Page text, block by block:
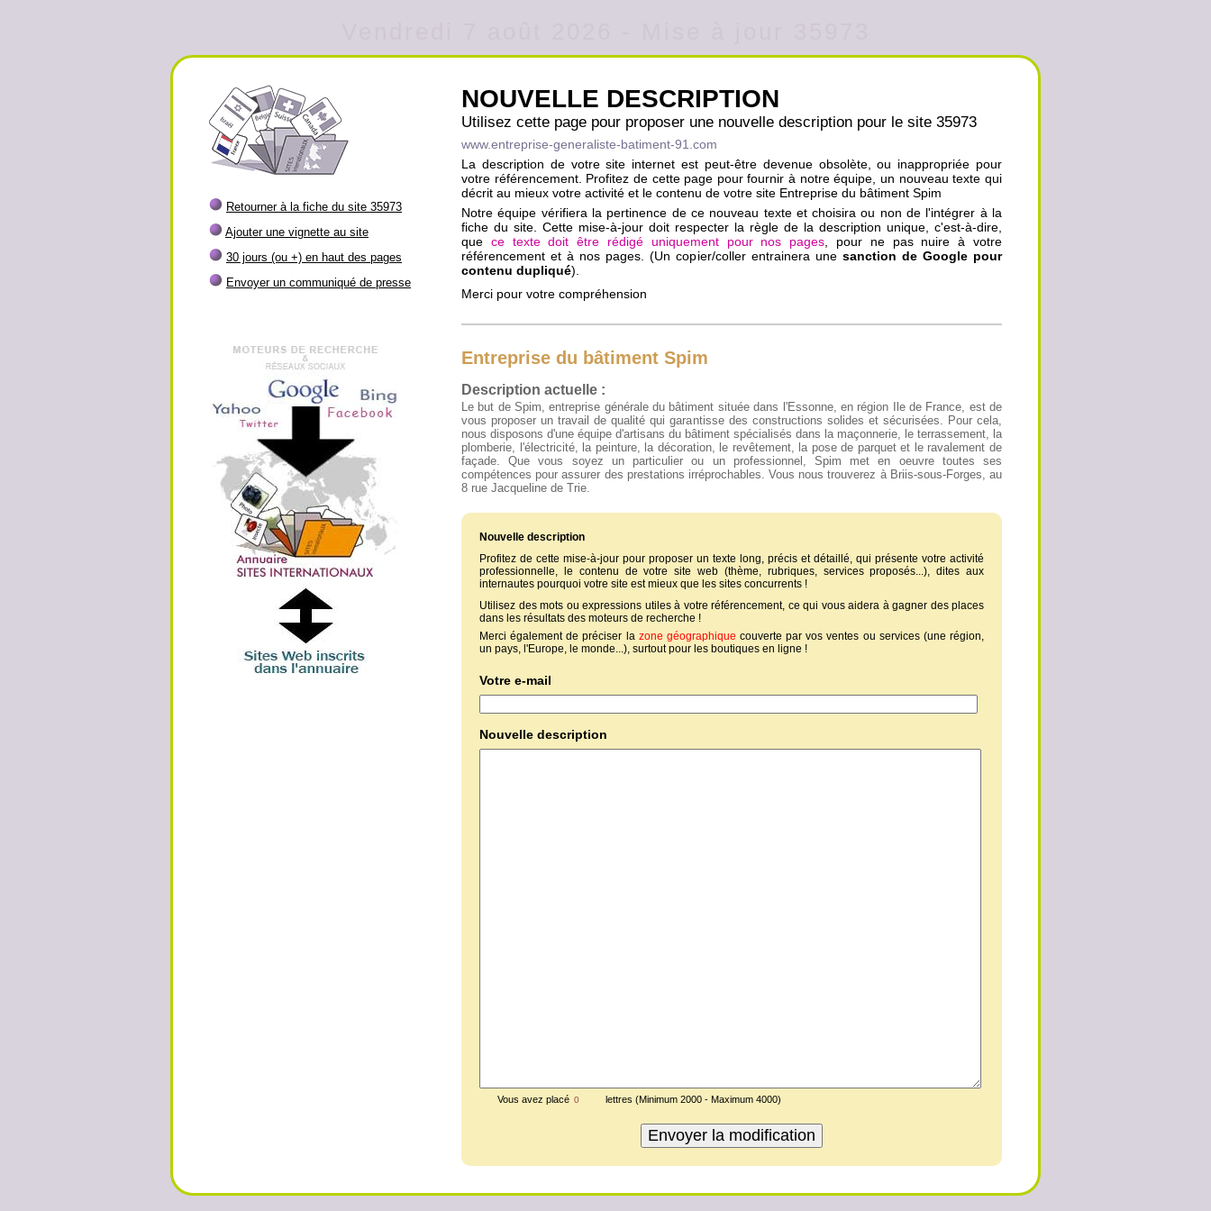
Retourner à la fiche du site 35973
Ajouter une vignette au site
30 jours (ou +) en haut des pages
Envoyer un communiqué de presse
NOUVELLE DESCRIPTION
Utilisez cette page pour proposer une nouvelle description pour le site 35973
www.entreprise-generaliste-batiment-91.com
La description de votre site internet est peut-être devenue obsolète, ou inappropriée pour
votre référencement. Profitez de cette page pour fournir à notre équipe, un nouveau texte qui
décrit au mieux votre activité et le contenu de votre site Entreprise du bâtiment Spim
Notre équipe vérifiera la pertinence de ce nouveau texte et choisira ou non de l'intégrer à la
fiche du site. Cette mise-à-jour doit respecter la règle de la description unique, c'est-à-dire,
que ce texte doit être rédigé uniquement pour nos pages , pour ne pas nuire à votre
référencement et à nos pages. (Un copier/coller entrainera une sanction de Google pour
contenu dupliqué).
Merci pour votre compréhension
Entreprise du bâtiment Spim
Description actuelle :
Le but de Spim, entreprise générale du bâtiment située dans l'Essonne, en région Ile de France, est de
vous proposer un travail de qualité qui garantisse des constructions solides et sécurisées. Pour cela,
nous disposons d'une équipe d'artisans du bâtiment spécialisés dans la maçonnerie, le terrassement, la
plomberie, l'électricité, la peinture, la décoration, le revêtement, la pose de parquet et le ravalement de
façade. Que vous soyez un particulier ou un professionnel, Spim met en oeuvre toutes ses
compétences pour assurer des prestations irréprochables. Vous nous trouverez à Briis-sous-Forges, au
8 rue Jacqueline de Trie.
Nouvelle description
Profitez de cette mise-à-jour pour proposer un texte long, précis et détaillé, qui présente votre activité
professionnelle, le contenu de votre site web (thème, rubriques, services proposés...), dites aux
internautes pourquoi votre site est mieux que les sites concurrents !
Utilisez des mots ou expressions utiles à votre référencement, ce qui vous aidera à gagner des places
dans les résultats des moteurs de recherche !
Merci également de préciser la zone géographique couverte par vos ventes ou services (une région,
un pays, l'Europe, le monde...), surtout pour les boutiques en ligne !
Votre e-mail
Nouvelle description
Vous avez placé lettres (Minimum 2000 - Maximum 4000)